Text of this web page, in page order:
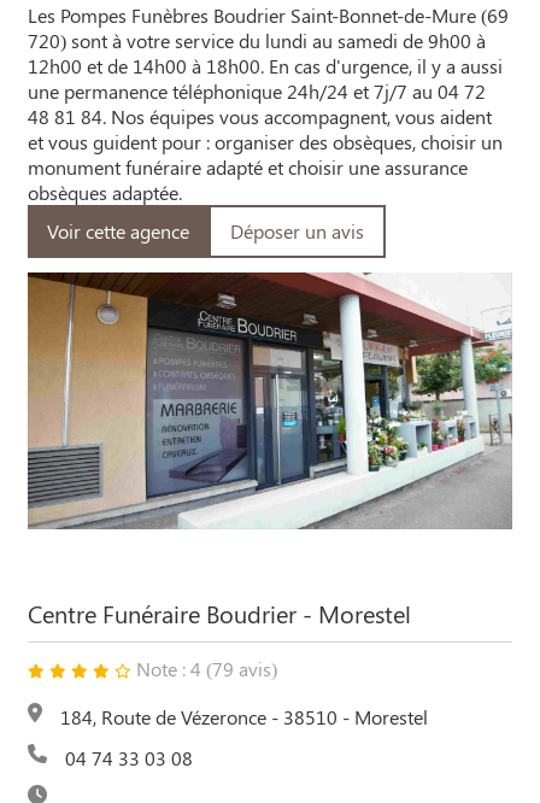
Les Pompes Funèbres Boudrier Saint-Bonnet-de-Mure (69
720) sont à votre service du lundi au samedi de 9h00 à
12h00 et de 14h00 à 18h00. En cas d'urgence, il y a aussi
une permanence téléphonique 24h/24 et 7j/7 au 04 72
48 81 84. Nos équipes vous accompagnent, vous aident
et vous guident pour : organiser des obsèques, choisir un
monument funéraire adapté et choisir une assurance
obsèques adaptée.
Voir cette agence
Déposer un avis
Centre Funéraire Boudrier - Morestel
Note : 4 (79 avis)
184, Route de Vézeronce - 38510 - Morestel
04 74 33 03 08